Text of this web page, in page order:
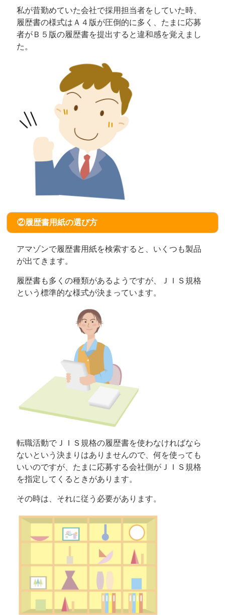
私が昔勤めていた会社で採用担当者をしていた時、
履歴書の様式はＡ４版が圧倒的に多く、たまに応募
者がＢ５版の履歴書を提出すると違和感を覚えまし
た。
②履歴書用紙の選び方
アマゾンで履歴書用紙を検索すると、いくつも製品
が出てきます。
履歴書も多くの種類があるようですが、ＪＩＳ規格
という標準的な様式が決まっています。
転職活動でＪＩＳ規格の履歴書を使わなければなら
ないという決まりはありませんので、何を使っても
いいのですが、たまに応募する会社側がＪＩＳ規格
を指定してくるときがあります。
その時は、それに従う必要があります。